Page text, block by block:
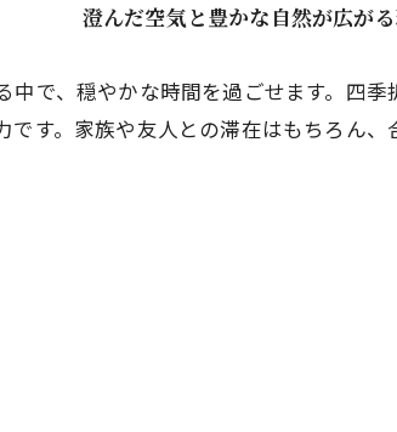
澄んだ空気と豊かな自然が広が
で、穏やかな時間を過ごせます。四
す。家族や友人との滞在はもちろん